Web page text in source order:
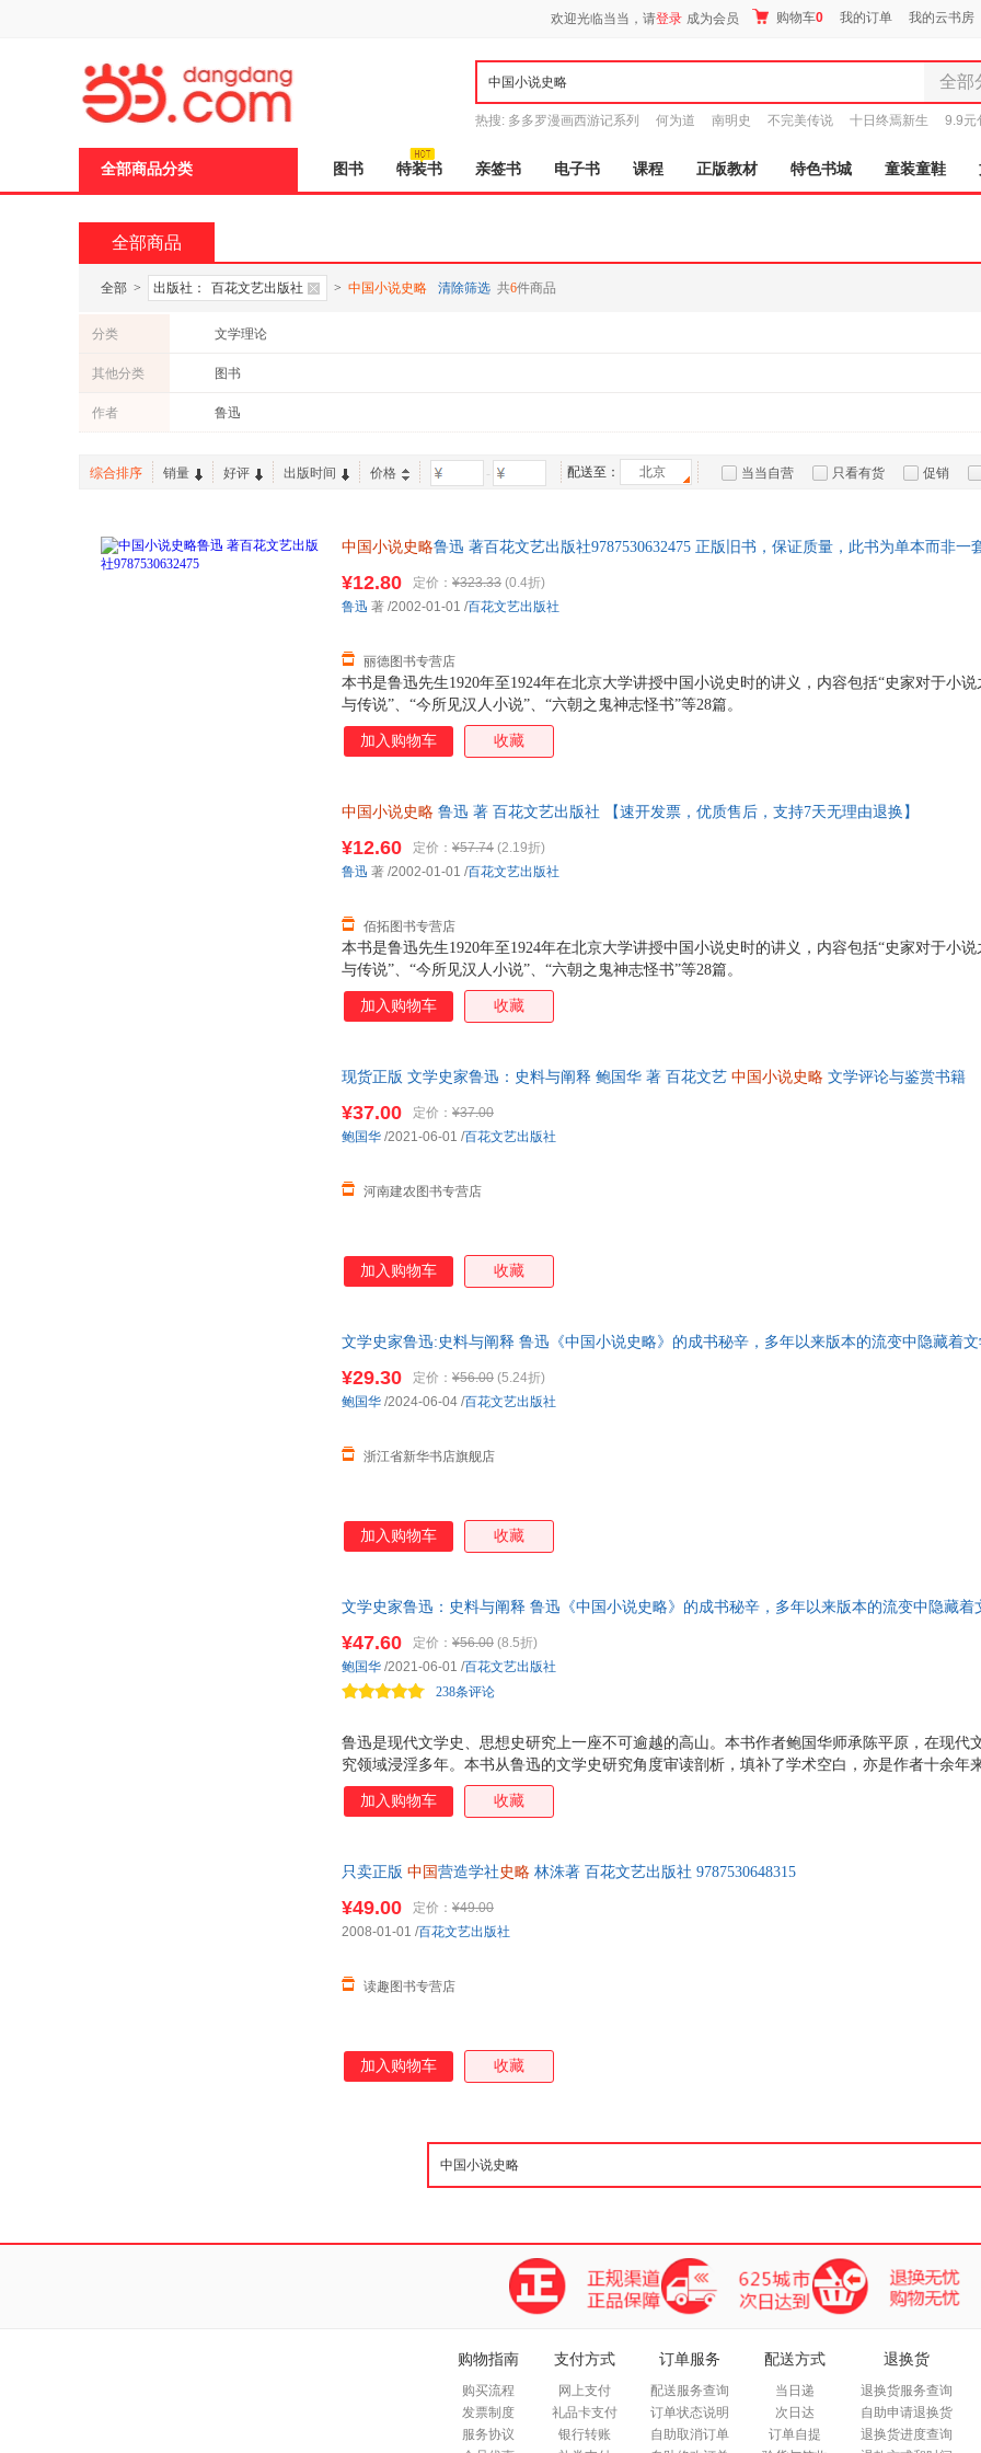
欢迎光临当当，请登录 成为会员 购物车0 我的订单 我的云书房
全部
全部
图书
电子书
鞋
手表饰
电脑
热搜: 多多罗漫画西游记系列 何为道 南明史 不完美传说 十日终焉新生 9.9元
全部商品分类 图书 特装书 亲签书 电子书 课程 正版教材 特色书城 童装童鞋
全部商品
全部 > 出版社： 百花文艺出版社 > 中国小说史略 清除筛选 共6件商品
分类 文学理论
其他分类 图书
作者 鲁迅
综合排序 销量 好评 出版时间 价格 - 配送至： 北京 当当自营 只看有货 促销
中国小说史略鲁迅 著百花文艺出版社9787530632475 正版旧书，保证质量，此书为单本而非一
本书是鲁迅先生1920年至1924年在北京大学讲授中国小说史时的讲义，内容包括“史家对于小
与传说”、“今所见汉人小说”、“六朝之鬼神志怪书”等28篇。
¥12.80 定价： ¥323.33 (0.4折)
丽德图书专营店
鲁迅 著 /2002-01-01 /百花文艺出版社
加入购物车 收藏
中国小说史略 鲁迅 著 百花文艺出版社 【速开发票，优质售后，支持7天无理由退换】
本书是鲁迅先生1920年至1924年在北京大学讲授中国小说史时的讲义，内容包括“史家对于小
与传说”、“今所见汉人小说”、“六朝之鬼神志怪书”等28篇。
¥12.60 定价： ¥57.74 (2.19折)
佰拓图书专营店
鲁迅 著 /2002-01-01 /百花文艺出版社
加入购物车 收藏
现货正版 文学史家鲁迅：史料与阐释 鲍国华 著 百花文艺 中国小说史略 文学评论与鉴赏书籍
¥37.00 定价： ¥37.00
河南建农图书专营店
鲍国华 /2021-06-01 /百花文艺出版社
加入购物车 收藏
文学史家鲁迅:史料与阐释 鲁迅《中国小说史略》的成书秘辛，多年以来版本的流变中隐藏着
¥29.30 定价： ¥56.00 (5.24折)
浙江省新华书店旗舰店
鲍国华 /2024-06-04 /百花文艺出版社
加入购物车 收藏
文学史家鲁迅：史料与阐释 鲁迅《中国小说史略》的成书秘辛，多年以来版本的流变中隐藏着
鲁迅是现代文学史、思想史研究上一座不可逾越的高山。本书作者鲍国华师承陈平原，在现代
究领域浸淫多年。本书从鲁迅的文学史研究角度审读剖析，填补了学术空白，亦是作者十余年
和沉淀。内容涉及《中国小说史略》各版本的出版、校勘等历史资料的研究，以及鲁迅本人对
度的梳理。这种研究视角在鲁迅研究领域是该领域的学术新前沿。
¥47.60 定价： ¥56.00 (8.5折)
238条评论
鲍国华 /2021-06-01 /百花文艺出版社
加入购物车 收藏
只卖正版 中国 营造学社 史略 林洙著 百花文艺出版社 9787530648315
¥49.00 定价： ¥49.00
读趣图书专营店
2008-01-01 /百花文艺出版社
加入购物车 收藏
页
购物指南
购买流程
发票制度
服务协议
支付方式
网上支付
礼品卡支付
银行转账
订单服务
配送服务查询
订单状态说明
自助取消订单
配送方式
当日递
次日达
订单自提
退换货
退换货服务查询
自助申请退换货
退换货进度查询